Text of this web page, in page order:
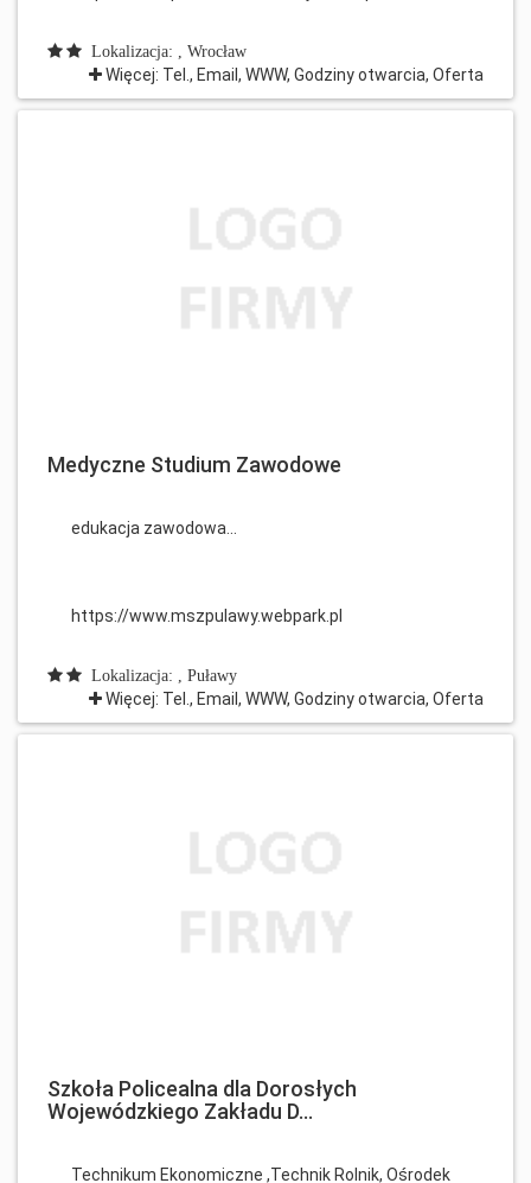
Lokalizacja: , Wrocław
Więcej: Tel., Email, WWW, Godziny otwarcia, Oferta
Medyczne Studium Zawodowe
edukacja zawodowa...
https://www.mszpulawy.webpark.pl
Lokalizacja: , Puławy
Więcej: Tel., Email, WWW, Godziny otwarcia, Oferta
Szkoła Policealna dla Dorosłych
Wojewódzkiego Zakładu D...
Technikum Ekonomiczne ,Technik Rolnik, Ośrodek